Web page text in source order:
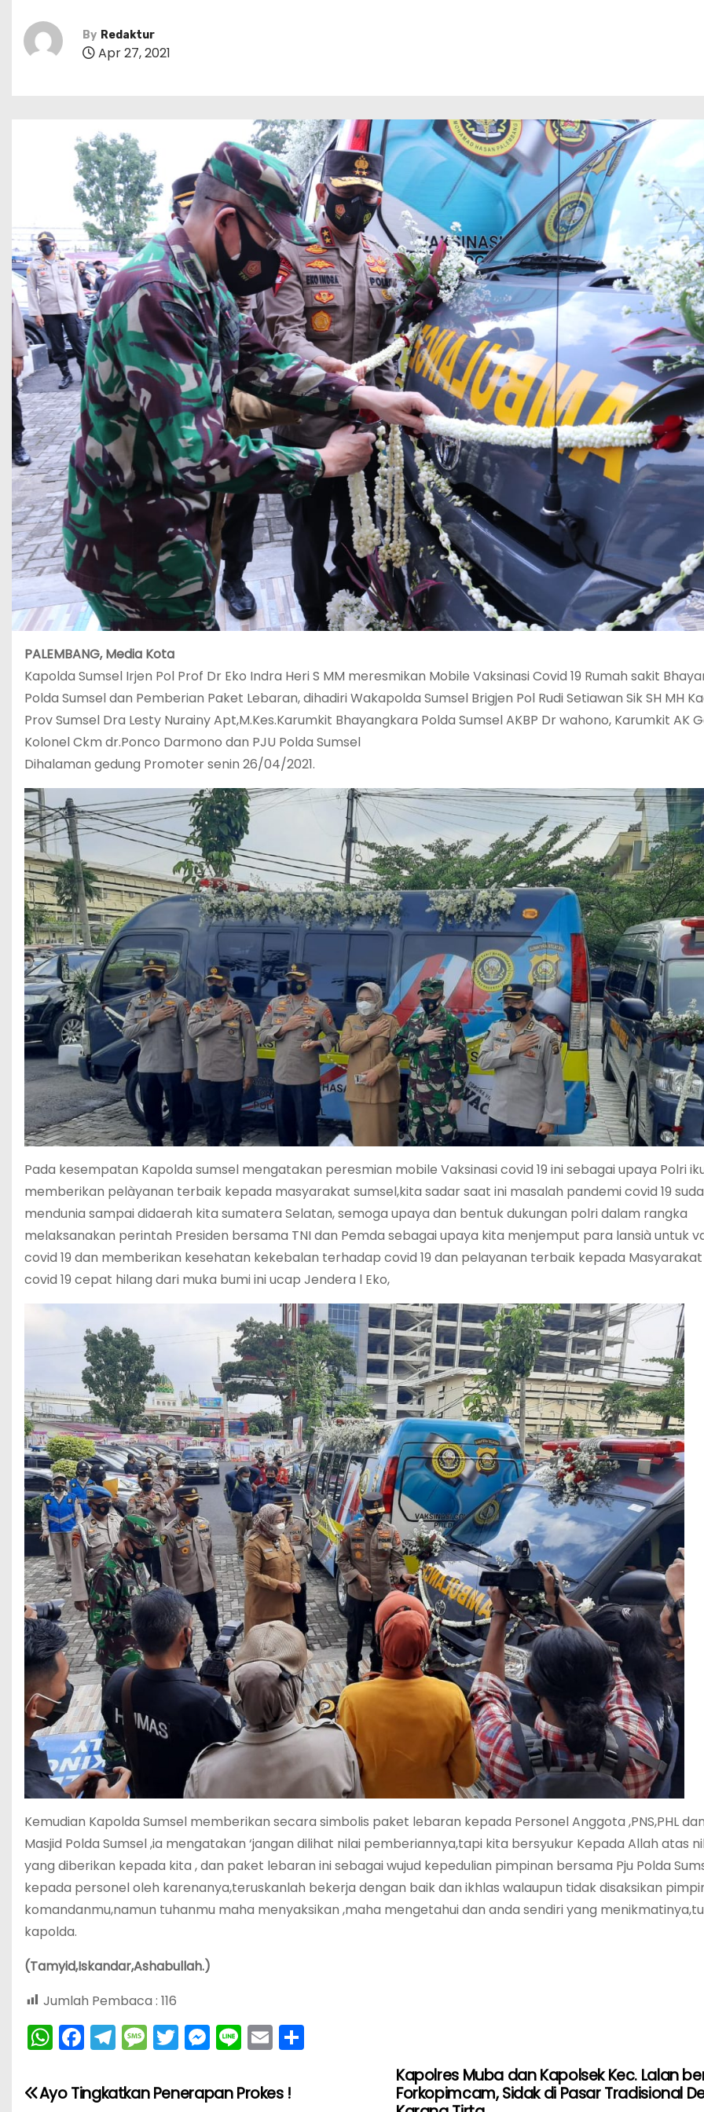
By Redaktur
Apr 27, 2021
PALEMBANG, Media Kota
Kapolda Sumsel Irjen Pol Prof Dr Eko Indra Heri S MM meresmikan Mobile Vaksinasi Covid 19 Rumah sakit
Polda Sumsel dan Pemberian Paket Lebaran, dihadiri Wakapolda Sumsel Brigjen Pol Rudi Setiawan Sik SH MH
Prov Sumsel Dra Lesty Nurainy Apt,M.Kes.Karumkit Bhayangkara Polda Sumsel AKBP Dr wahono, Karumkit AK
Kolonel Ckm dr.Ponco Darmono dan PJU Polda Sumsel
Dihalaman gedung Promoter senin 26/04/2021.
Pada kesempatan Kapolda sumsel mengatakan peresmian mobile Vaksinasi covid 19 ini sebagai upaya Polri
memberikan pelàyanan terbaik kepada masyarakat sumsel,kita sadar saat ini masalah pandemi covid 19
mendunia sampai didaerah kita sumatera Selatan, semoga upaya dan bentuk dukungan polri dalam rangka
melaksanakan perintah Presiden bersama TNI dan Pemda sebagai upaya kita menjemput para lansià untuk
covid 19 dan memberikan kesehatan kekebalan terhadap covid 19 dan pelayanan terbaik kepada
covid 19 cepat hilang dari muka bumi ini ucap Jendera l Eko,
Kemudian Kapolda Sumsel memberikan secara simbolis paket lebaran kepada Personel Anggota ,PNS,PHL
Masjid Polda Sumsel ,ia mengatakan ‘jangan dilihat nilai pemberiannya,tapi kita bersyukur Kepada Allah atas
yang diberikan kepada kita , dan paket lebaran ini sebagai wujud kepedulian pimpinan bersama Pju Polda
kepada personel oleh karenanya,teruskanlah bekerja dengan baik dan ikhlas walaupun tidak disaksikan
komandanmu,namun tuhanmu maha menyaksikan ,maha mengetahui dan anda sendiri yang
kapolda.
(Tamyid,Iskandar,Ashabullah.)
Jumlah Pembaca : 116
W
h
a
F
a
c
T
el
e
M
e
s
T
w
itt
M
e
s
Li
n
e
E
m
ai
N
Kapolres Muba dan Kapolsek Kec. Lalan
Forkopimcam, Sidak di Pasar Tradisional
Ayo Tingkatkan Penerapan Prokes !